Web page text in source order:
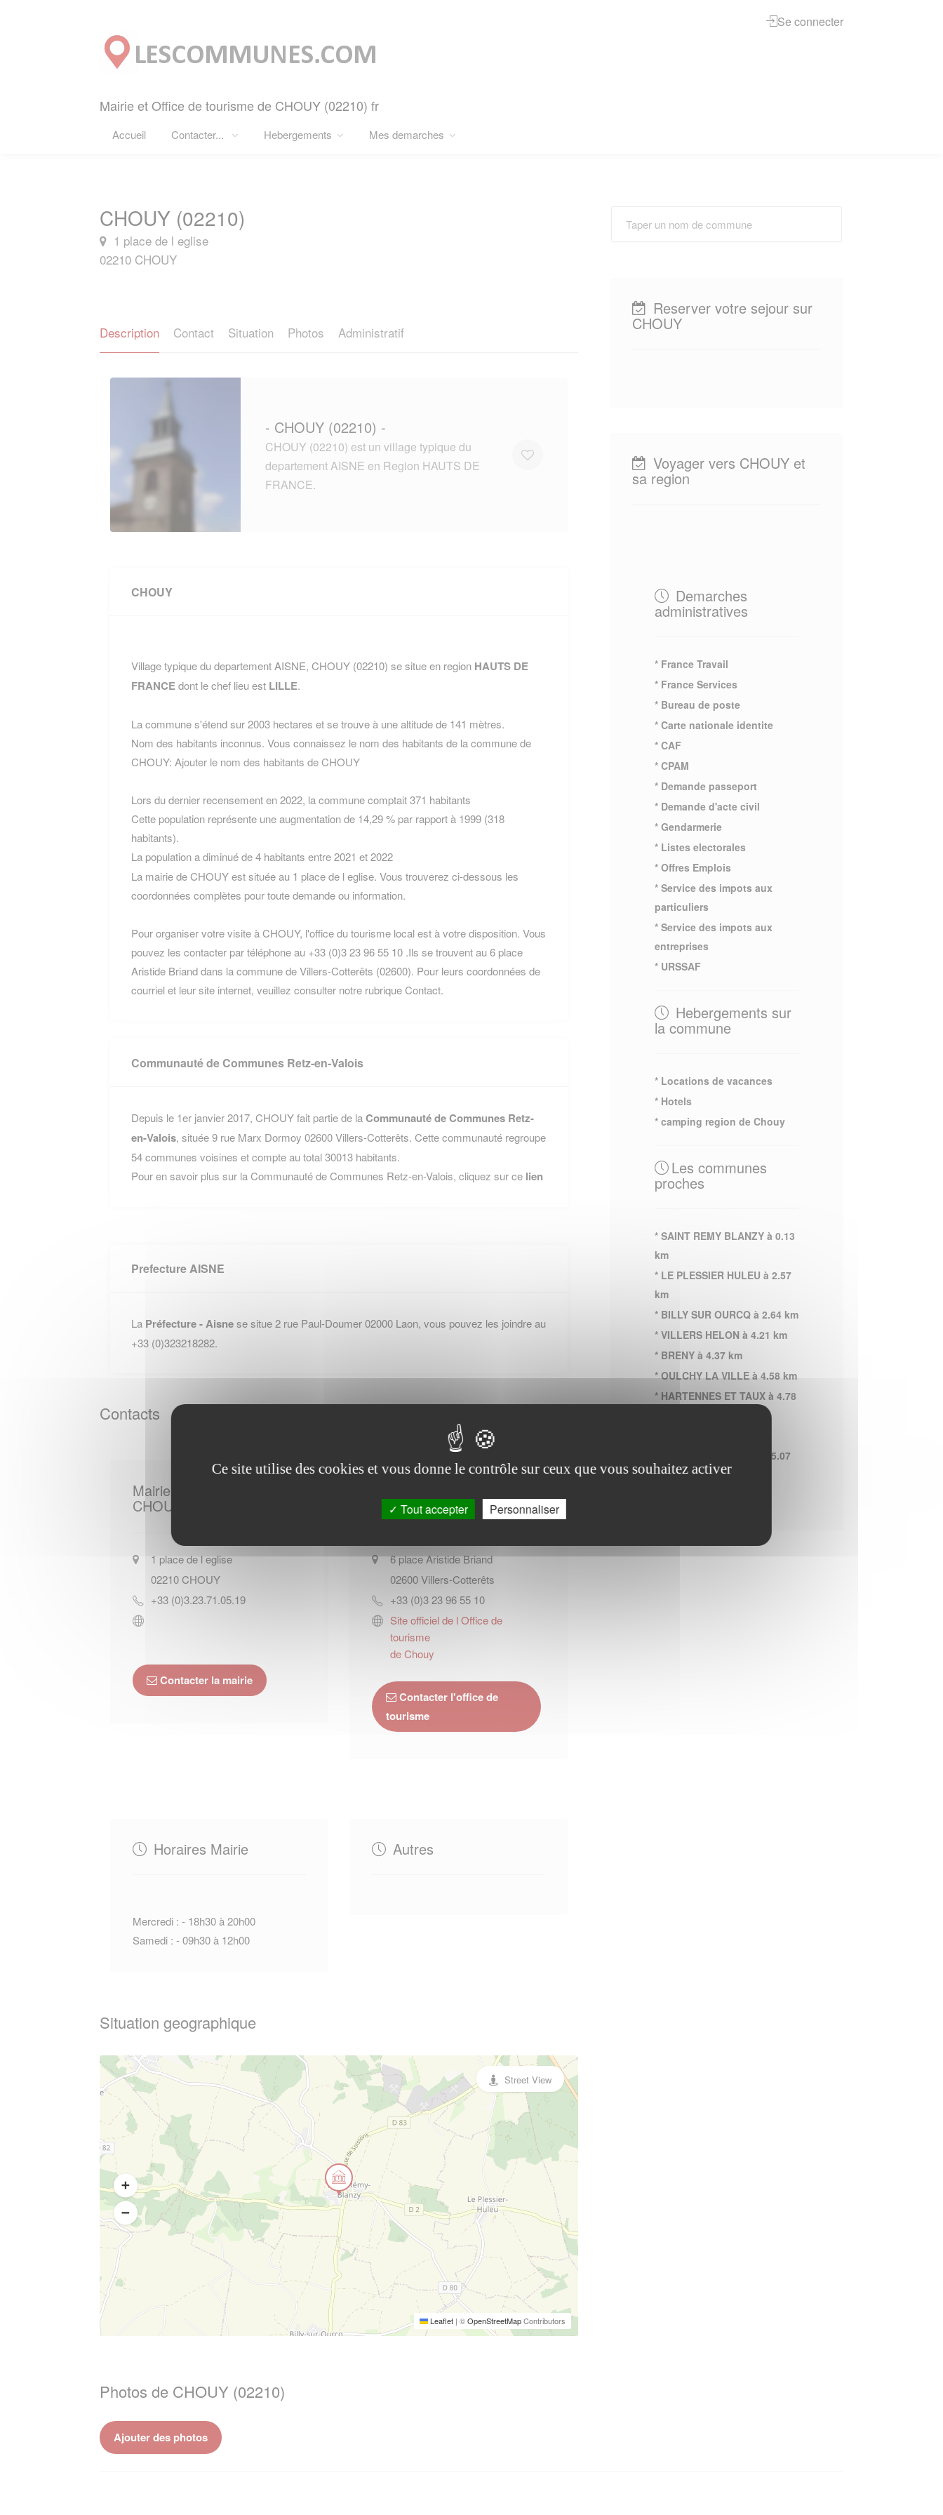
Mairie et Office de tourisme de CHOUY (02210) fr
Accueil Contacter... Hebergements Mes demarches
Se connecter
CHOUY (02210)
1 place de l eglise
02210 CHOUY
Description Contact Situation Photos Administratif
- CHOUY (02210) -
CHOUY (02210) est un village typique du
departement AISNE en Region HAUTS DE
FRANCE.
CHOUY
Village typique du departement AISNE, CHOUY (02210) se situe en region HAUTS DE
FRANCEdont le chef lieu est LILLE.
La commune s'étend sur 2003 hectares et se trouve à une altitude de 141 mètres.
Nom des habitants inconnus. Vous connaissez le nom des habitants de la commune de
CHOUY: Ajouter le nom des habitants de CHOUY
Lors du dernier recensement en 2022, la commune comptait 371 habitants
Cette population représente une augmentation de 14,29 % par rapport à 1999 (318
habitants).
La population a diminué de 4 habitants entre 2021 et 2022
La mairie de CHOUY est située au 1 place de l eglise. Vous trouverez ci-dessous les
coordonnées complètes pour toute demande ou information.
Pour organiser votre visite à CHOUY, l'office du tourisme local est à votre disposition. Vous
pouvez les contacter par téléphone au +33 (0)3 23 96 55 10 .Ils se trouvent au 6 place
Aristide Briand dans la commune de Villers-Cotterêts (02600). Pour leurs coordonnées de
courriel et leur site internet, veuillez consulter notre rubrique Contact.
Communauté de Communes Retz-en-Valois
Depuis le 1er janvier 2017, CHOUY fait partie de laCommunauté de Communes Retz-
en-Valois, située 9 rue Marx Dormoy 02600 Villers-Cotterêts. Cette communauté regroupe
54 communes voisines et compte au total 30013 habitants.
Pour en savoir plus sur la Communauté de Communes Retz-en-Valois, cliquez sur ce lien
Prefecture AISNE
La Préfecture - Aisnese situe 2 rue Paul-Doumer 02000 Laon, vous pouvez les joindre au
+33 (0)323218282.
Contacts
Mairie de
CHOUY
1 place de l eglise
02210 CHOUY
+33 (0)3.23.71.05.19
Contacter la mairie
Chouy
6 place Aristide Briand
02600Villers-Cotterêts
+33 (0)3 23 96 55 10
Site officiel de l Office de
tourisme
de Chouy
Contacter l'office de
tourisme
Horaires Mairie
Mercredi : - 18h30 à 20h00
Samedi : - 09h30 à 12h00
Autres
Situation geographique
Leaflet | ©OpenStreetMapContributors
Street View
Photos de CHOUY (02210)
Ajouter des photos
Reserver votre sejour sur
CHOUY
Voyager vers CHOUY et
sa region
Demarches
administratives
* France Travail
* France Services
* Bureau de poste
* Carte nationale identite
* CAF
* CPAM
* Demande passeport
* Demande d'acte civil
* Gendarmerie
* Listes electorales
* Offres Emplois
* Service des impots aux
particuliers
* Service des impots aux
entreprises
* URSSAF
Hebergements sur
la commune
* Locations de vacances
* Hotels
* camping region de Chouy
Les communes
proches
* SAINT REMY BLANZY à 0.13
km
* LE PLESSIER HULEU à 2.57
km
* BILLY SUR OURCQ à 2.64 km
* VILLERS HELON à 4.21 km
* BRENY à 4.37 km
* OULCHY LA VILLE à 4.58 km
* HARTENNES ET TAUX à 4.78
* ROZET SAINT ALBIN à 5.07
km
Ce site utilise des cookies et vous donne le contrôle sur ceux que vous souhaitez activer
Tout accepter Personnaliser